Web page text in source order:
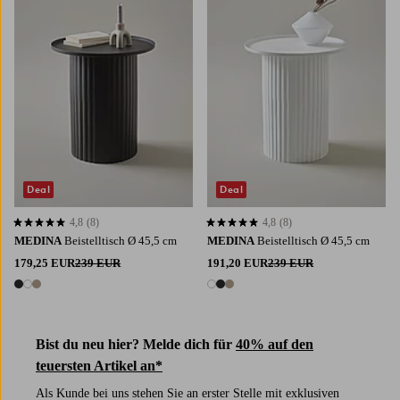
MEDINA Beistelltisch Ø 45,5 cm
179,25 EUR239 EUR
3 Farben
4,8 basierend auf 8 Bewertungen
4,8 (8)
Deal
Bist du neu hier? Melde dich für 40% auf den
teuersten Artikel an*
Als Kunde bei uns stehen Sie an erster Stelle mit exklusiven
MEDINA Beistelltisch Ø 45,5 cm
191,20 EUR239 EUR
3 Farben
4,8 basierend auf 8 Bewertungen
4,8 (8)
Deal